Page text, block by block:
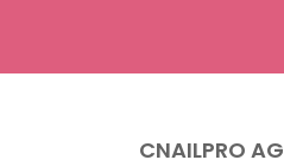
CNAILPRO AG